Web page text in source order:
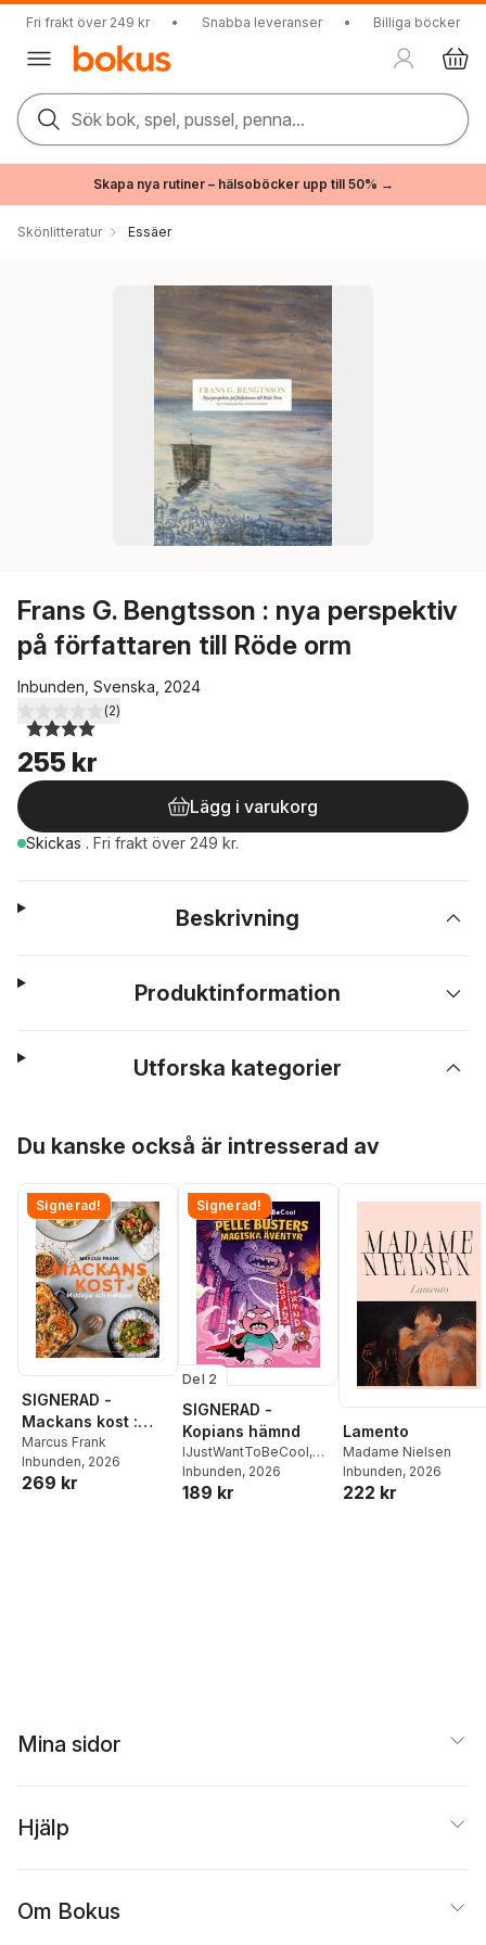
Fri frakt över 249 kr • Snabba leveranser • Billiga böcker
Sök bok, spel, pussel, penna...
Skapa nya rutiner – hälsoböcker upp till 50% →
Skönlitteratur Essäer
Frans G. Bengtsson : nya perspektiv
på författaren till Röde orm
Inbunden, Svenska, 2024
4,0utav 5 stjärnor. Totalt antal röster:
(2)
255 kr
Lägg i varukorg
Skickas . Fri frakt över 249 kr.
Beskrivning
Produktinformation
Utforska kategorier
Du kanske också är intresserad av
Signerad!
SIGNERAD -
Mackans kost :
Middagar och
matlådor
Marcus Frank
Inbunden, 2026
269 kr
Signerad!
Del 2
SIGNERAD -
Kopians hämnd
IJustWantToBeCool,
Joel Adolphson
Ejdemo Beer
Inbunden, 2026
189 kr
Lamento
Madame Nielsen
Inbunden, 2026
222 kr
Mina sidor
Hjälp
Om Bokus